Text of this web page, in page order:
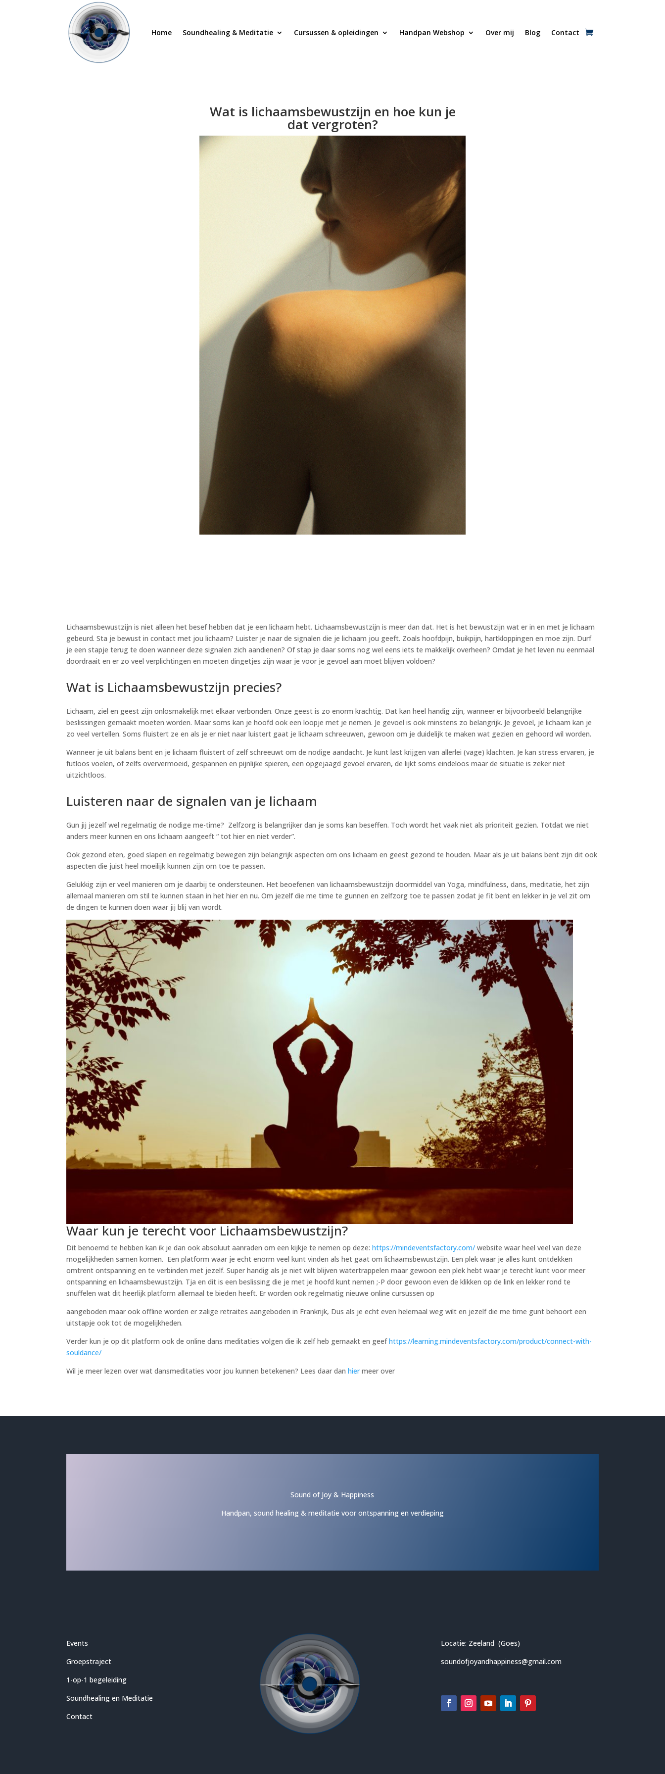
Home Soundhealing & Meditatie Cursussen & opleidingen Handpan Webshop Over mij Blog Contact
Wat is lichaamsbewustzijn en hoe kun je
dat vergroten?
Lichaamsbewustzijn is niet alleen het besef hebben dat je een lichaam hebt. Lichaamsbewustzijn is meer dan dat. Het is het bewustzijn wat er in en met je lichaam
gebeurd. Sta je bewust in contact met jou lichaam? Luister je naar de signalen die je lichaam jou geeft. Zoals hoofdpijn, buikpijn, hartkloppingen en moe zijn. Durf
je een stapje terug te doen wanneer deze signalen zich aandienen? Of stap je daar soms nog wel eens iets te makkelijk overheen? Omdat je het leven nu eenmaal
doordraait en er zo veel verplichtingen en moeten dingetjes zijn waar je voor je gevoel aan moet blijven voldoen?
Wat is Lichaamsbewustzijn precies?
Lichaam, ziel en geest zijn onlosmakelijk met elkaar verbonden. Onze geest is zo enorm krachtig. Dat kan heel handig zijn, wanneer er bijvoorbeeld belangrijke
beslissingen gemaakt moeten worden. Maar soms kan je hoofd ook een loopje met je nemen. Je gevoel is ook minstens zo belangrijk. Je gevoel, je lichaam kan je
zo veel vertellen. Soms fluistert ze en als je er niet naar luistert gaat je lichaam schreeuwen, gewoon om je duidelijk te maken wat gezien en gehoord wil worden.
Wanneer je uit balans bent en je lichaam fluistert of zelf schreeuwt om de nodige aandacht. Je kunt last krijgen van allerlei (vage) klachten. Je kan stress ervaren, je
futloos voelen, of zelfs oververmoeid, gespannen en pijnlijke spieren, een opgejaagd gevoel ervaren, de lijkt soms eindeloos maar de situatie is zeker niet
uitzichtloos.
Luisteren naar de signalen van je lichaam
Gun jij jezelf wel regelmatig de nodige me-time? Zelfzorg is belangrijker dan je soms kan beseffen. Toch wordt het vaak niet als prioriteit gezien. Totdat we niet
anders meer kunnen en ons lichaam aangeeft “ tot hier en niet verder”.
Ook gezond eten, goed slapen en regelmatig bewegen zijn belangrijk aspecten om ons lichaam en geest gezond te houden. Maar als je uit balans bent zijn dit ook
aspecten die juist heel moeilijk kunnen zijn om toe te passen.
Gelukkig zijn er veel manieren om je daarbij te ondersteunen. Het beoefenen van lichaamsbewustzijn doormiddel van Yoga, mindfulness, dans, meditatie, het zijn
allemaal manieren om stil te kunnen staan in het hier en nu. Om jezelf die me time te gunnen en zelfzorg toe te passen zodat je fit bent en lekker in je vel zit om
de dingen te kunnen doen waar jij blij van wordt.
Waar kun je terecht voor Lichaamsbewustzijn?
Dit benoemd te hebben kan ik je dan ook absoluut aanraden om een kijkje te nemen op deze: https://mindeventsfactory.com/ website waar heel veel van deze
mogelijkheden samen komen. Een platform waar je echt enorm veel kunt vinden als het gaat om lichaamsbewustzijn. Een plek waar je alles kunt ontdekken
omtrent ontspanning en te verbinden met jezelf. Super handig als je niet wilt blijven watertrappelen maar gewoon een plek hebt waar je terecht kunt voor meer
ontspanning en lichaamsbewustzijn. Tja en dit is een beslissing die je met je hoofd kunt nemen ;-P door gewoon even de klikken op de link en lekker rond te
snuffelen wat dit heerlijk platform allemaal te bieden heeft. Er worden ook regelmatig nieuwe online cursussen op
aangeboden maar ook offline worden er zalige retraites aangeboden in Frankrijk, Dus als je echt even helemaal weg wilt en jezelf die me time gunt behoort een
uitstapje ook tot de mogelijkheden.
Verder kun je op dit platform ook de online dans meditaties volgen die ik zelf heb gemaakt en geefhttps://learning.mindeventsfactory.com/product/connect-with-
souldance/
Wil je meer lezen over wat dansmeditaties voor jou kunnen betekenen? Lees daar danhiermeer over
Sound of Joy & Happiness
Handpan, sound healing & meditatie voor ontspanning en verdieping
Events
Groepstraject
1-op-1 begeleiding
Soundhealing en Meditatie
Contact
Locatie: Zeeland (Goes)
soundofjoyandhappiness@gmail.com